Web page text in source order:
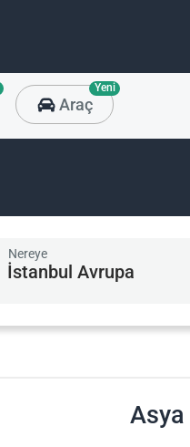
Araç
Yeni
Nereye
Asya